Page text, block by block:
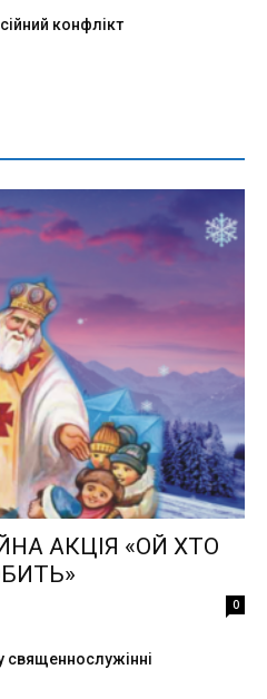
конфлікт
АКЦІЯ «ОЙ ХТО
0
священнослужінні